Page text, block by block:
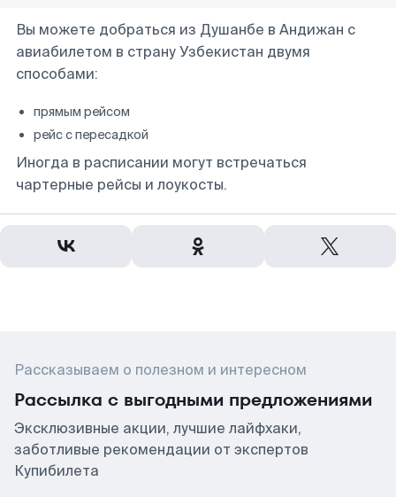
Вы можете добраться из Душанбе в Андижан с
авиабилетом в страну Узбекистан двумя
способами:
прямым рейсом
рейс с пересадкой
Иногда в расписании могут встречаться
чартерные рейсы и лоукосты.
Рассказываем о полезном и интересном
Рассылка с выгодными предложениями
Эксклюзивные акции, лучшие лайфхаки,
заботливые рекомендации от экспертов
Купибилета